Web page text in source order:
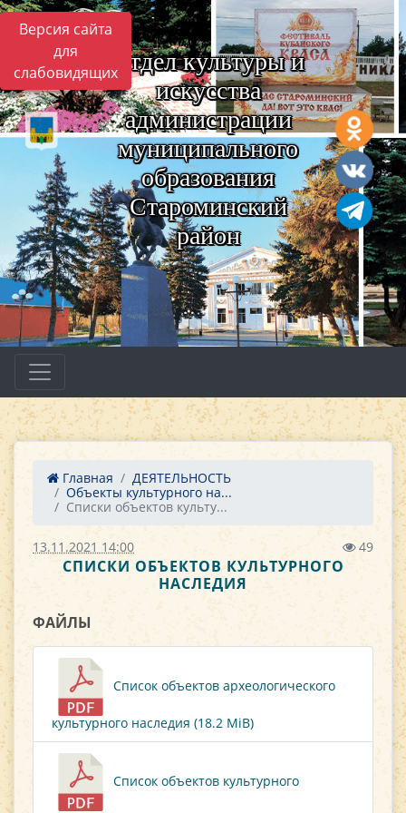
Версия сайта
для
слабовидящих Отдел культуры и
искусства
администрации
муниципального
образования
Староминский
район
Главная
ДЕЯТЕЛЬНОСТЬ
Объекты культурного на...
Списки объектов культу...
13.11.2021 14:00 49
СПИСКИ ОБЪЕКТОВ КУЛЬТУРНОГО
НАСЛЕДИЯ
ФАЙЛЫ
Список объектов археологического
культурного наследия (18.2 MiB)
Список объектов культурного